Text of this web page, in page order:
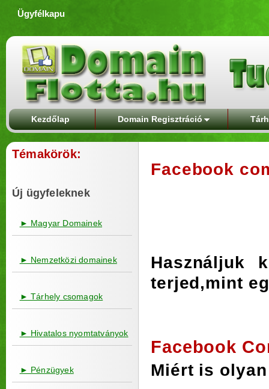
Ügyfélkapu
Kezdőlap Domain Regisztráció
Témakörök:
Új ügyfeleknek
► Magyar Domainek
► Nemzetközi domainek
► Tárhely csomagok
► Hivatalos nyomtatványok
► Pénzügyek
Facebook
Használjuk
terjed,mint
Facebook
Miért is